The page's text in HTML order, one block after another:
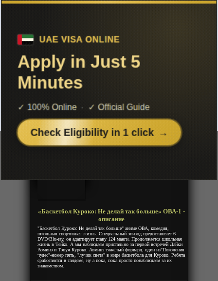
Чтобы не терять с нами связь,
подписывайся на наш
«Баскетбол Куроко: Не делай так
Добавленно: 23 июля 2019 | Серии: [1 из 1]
Kuroko no Basket: Mou Ikkai
«Баскетбол Куроко: Не делай так больше» ОВА-1 -
описание
"Баскетбол Куроко: Не делай так больше" аниме ОВА, комедия,
школьная спортивная жизнь. Специальный эпизод предоставляет 6
DVD/Blu-ray, он адаптирует главу 124 манги. Продолжается школьная
жизнь в Тейко. А мы наблюдаем пристально за первой встречей Дайки
Аоминэ и Тэцуя Куроко. Аоминэ тяжёлый форвард, один из"Поколения
чудес"-номер пять, "лучик света" в мире баскетбола для Куроко. Ребята
сработаются в тандеме, ну а пока, пока просто понаблюдаем за их
знакомством.